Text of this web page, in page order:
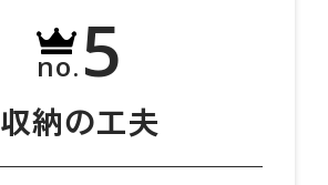
no. 5
収納の工夫